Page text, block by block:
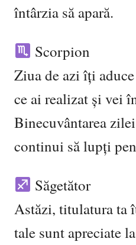
întârzia să apară.
Scorpion
Ziua de azi îți
ce ai realizat și vei
Binecuvântarea
continui să lupți
Săgetător
Astăzi, titulatura ta
tale sunt apreciate